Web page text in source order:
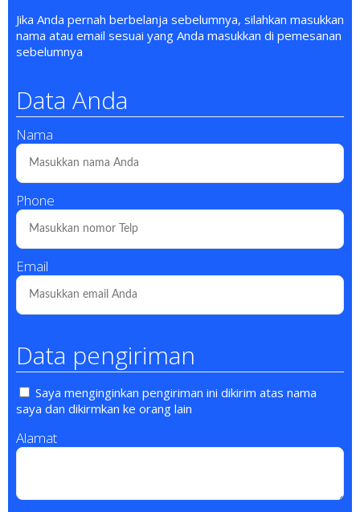
Jika Anda pernah berbelanja sebelumnya, silahkan masukkan
nama atau email sesuai yang Anda masukkan di pemesanan
sebelumnya
Data Anda
Nama
Phone
Email
Data pengiriman
Saya menginginkan pengiriman ini dikirim atas nama
saya dan dikirmkan ke orang lain
Alamat